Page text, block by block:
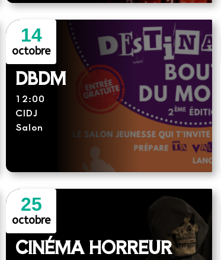
14
octobre
DBDM
12:00
CIDJ
Salon
25
octobre
CINÉMA HORREUR